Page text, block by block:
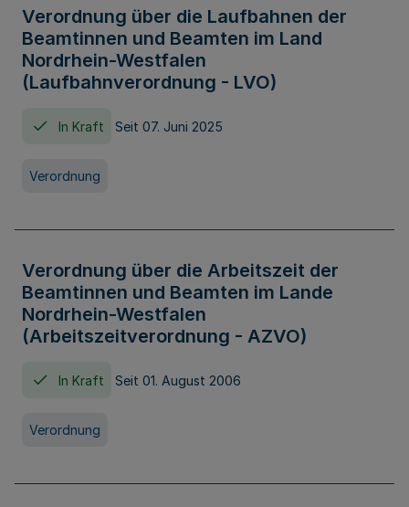
Verordnung über die Laufbahnen der
Beamtinnen und Beamten im Land
Nordrhein-Westfalen
(Laufbahnverordnung - LVO)
In Kraft Seit 07. Juni 2025
Verordnung
Verordnung über die Arbeitszeit der
Beamtinnen und Beamten im Lande
Nordrhein-Westfalen
(Arbeitszeitverordnung - AZVO)
In Kraft Seit 01. August 2006
Verordnung